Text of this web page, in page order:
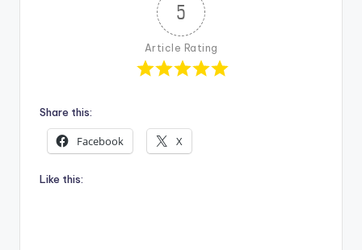
5
Article Rating
Share this:
Facebook X
Like this: